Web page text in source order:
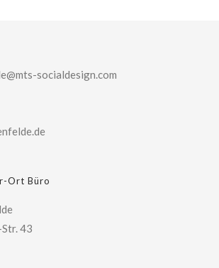
socialdesign.com
Ort Büro
43